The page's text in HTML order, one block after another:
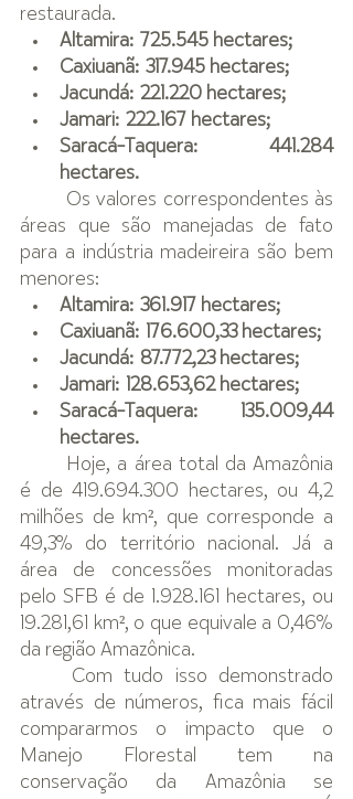
restaurada.
Altamira: 725.545 hectares;
Caxiuanã: 317.945 hectares;
Jacundá: 221.220 hectares;
Jamari: 222.167 hectares;
Saracá-Taquera: 441.284
hectares.
Os valores correspondentes às
áreas que são manejadas de fato
para a indústria madeireira são bem
menores:
Altamira: 361.917 hectares;
Caxiuanã: 176.600,33 hectares;
Jacundá: 87.772,23 hectares;
Jamari: 128.653,62 hectares;
Saracá-Taquera: 135.009,44
hectares.
Hoje, a área total da Amazônia
é de 419.694.300 hectares, ou 4,2
milhões de km², que corresponde a
49,3% do território nacional. Já a
área de concessões monitoradas
pelo SFB é de 1.928.161
19.281,61 km², o que equivale a 0,46%
da região Amazônica.
Com tudo isso demonstrado
através de números, fica mais fácil
compararmos o impacto que o
Manejo Florestal tem na
conservação da Amazônia se